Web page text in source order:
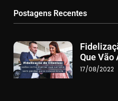
Postagens Recentes
Que Vão
17/08/2022